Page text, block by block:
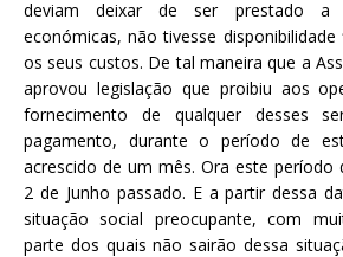
deviam deixar de ser prestado a
económicas, não tivesse
os seus custos. De tal maneira que a
aprovou legislação que proibiu aos
fornecimento de qualquer desses
pagamento, durante o período de
acrescido de um mês. Ora este período
2 de Junho passado. E a partir dessa
situação social preocupante, com
parte dos quais não sairão dessa